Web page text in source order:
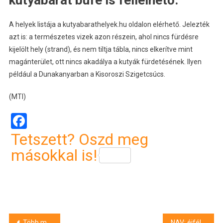
A helyek listája a kutyabarathelyek.hu oldalon elérhető. Jelezték
azt is: a természetes vizek azon részein, ahol nincs fürdésre
kijelölt hely (strand), és nem tiltja tábla, nincs elkerítve mint
magánterület, ott nincs akadálya a kutyák fürdetésének. Ilyen
például a Dunakanyarban a Kisoroszi Szigetcsúcs.
(MTI)
Facebook
Tetszett? Oszd meg
másokkal is!